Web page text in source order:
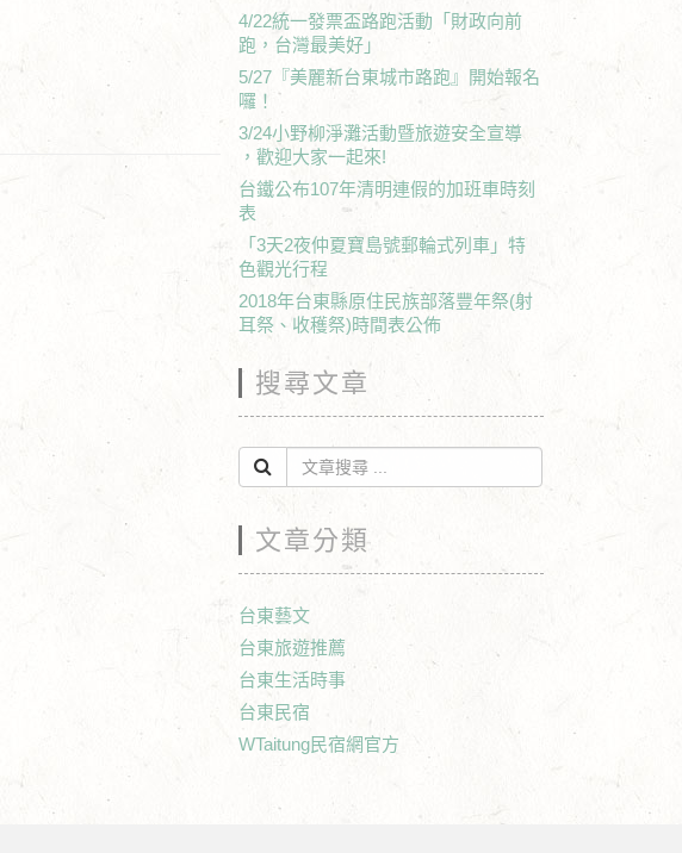
4/22統一發票盃路跑活動「財政向前
跑，台灣最美好」
5/27『美麗新台東城市路跑』開始報名
囉！
3/24小野柳淨灘活動暨旅遊安全宣導
，歡迎大家一起來!
台鐵公布107年清明連假的加班車時刻
表
「3天2夜仲夏寶島號郵輪式列車」特
色觀光行程
2018年台東縣原住民族部落豐年祭(射
耳祭、收穫祭)時間表公佈
搜尋文章
文章分類
台東藝文
台東旅遊推薦
台東生活時事
台東民宿
WTaitung民宿網官方